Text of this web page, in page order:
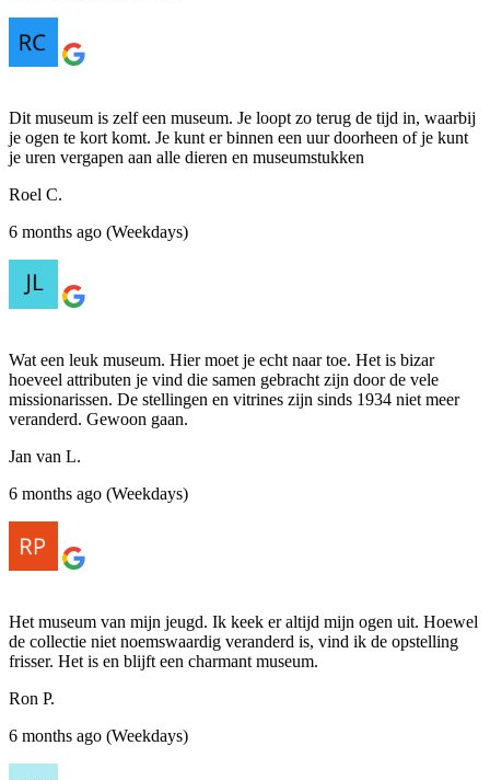
Dit museum is zelf een museum. Je loopt zo terug de tijd in, waarbij
je ogen te kort komt. Je kunt er binnen een uur doorheen of je kunt
je uren vergapen aan alle dieren en museumstukken
Roel C.
6 months ago (Weekdays)
Wat een leuk museum. Hier moet je echt naar toe. Het is bizar
hoeveel attributen je vind die samen gebracht zijn door de vele
missionarissen. De stellingen en vitrines zijn sinds 1934 niet meer
veranderd. Gewoon gaan.
Jan van L.
6 months ago (Weekdays)
Het museum van mijn jeugd. Ik keek er altijd mijn ogen uit. Hoewel
de collectie niet noemswaardig veranderd is, vind ik de opstelling
frisser. Het is en blijft een charmant museum.
Ron P.
6 months ago (Weekdays)